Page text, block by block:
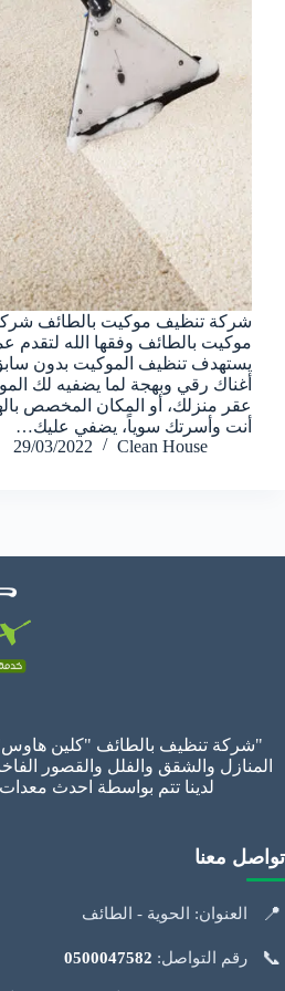
شركة تنظيف موكيت بالطائف
موكيت بالطائف وفقها الله لتقدم
يستهدف تنظيف الموكيت بدون
أغناك رقي وبهجة لما يضفيه لك
عقر منزلك، أو المكان المخصص
أنت وأسرتك سوياً، يضفي عليك…
Clean House
29/03/2022
"شركة تنظيف بالطائف "كلين
المنازل والشقق والفلل والقصور
لدينا تتم بواسطة احدث
تواصل معنا
📍 العنوان: الحوية - الطائف
📞 رقم التواصل: 0500047582